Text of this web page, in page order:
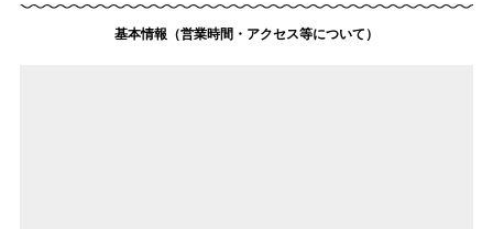
基本情報（営業時間・アクセス等について）